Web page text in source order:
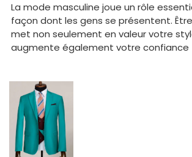
La mode masculine joue un rôle
façon dont les gens se présentent.
met non seulement en valeur votre
augmente également votre confiance